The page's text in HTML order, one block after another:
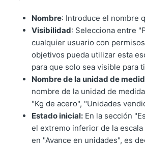
Nombre: Introduce el nombre
Visibilidad: Selecciona entre
cualquier usuario con
objetivos pueda utilizar esta
para que solo sea visible para
Nombre de la unidad de
nombre de la unidad de
"Kg de acero", "Unidades
Estado inicial: En la sección
el extremo inferior de la
en "Avance en unidades", es